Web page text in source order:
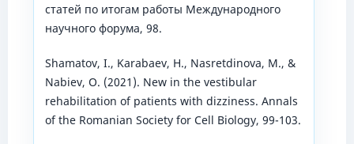
статей по итогам работы Международного
научного форума, 98.
Shamatov, I., Karabaev, H., Nasretdinova, M., &
Nabiev, O. (2021). New in the vestibular
rehabilitation of patients with dizziness. Annals
of the Romanian Society for Cell Biology, 99-103.